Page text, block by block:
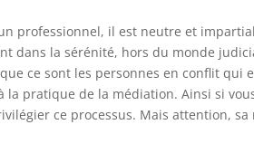
professionnel, il est neutre et
dans la sérénité, hors du monde
ce sont les personnes en conflit qui
la pratique de la médiation. Ainsi si
ce processus. Mais attention,